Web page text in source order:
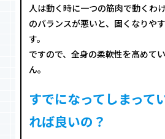
人は動く時に一つの筋肉で動くわ
のバランスが悪いと、固くなりや
す。
ですので、全身の柔軟性を高めて
ん。
すでになってしまって
れば良いの？